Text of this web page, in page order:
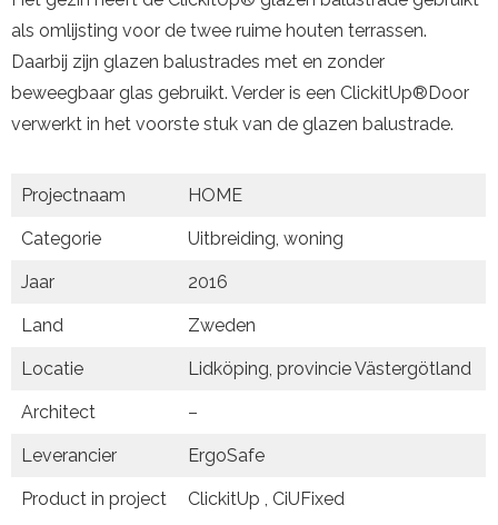
als omlijsting voor de twee ruime houten terrassen.
Daarbij zijn glazen balustrades met en zonder
beweegbaar glas gebruikt. Verder is een ClickitUp®Door
verwerkt in het voorste stuk van de glazen balustrade.
Projectnaam HOME
Categorie Uitbreiding, woning
Jaar 2016
Land Zweden
Locatie Lidköping, provincie Västergötland
Architect –
Leverancier ErgoSafe
Product in project ClickitUp , CiUFixed